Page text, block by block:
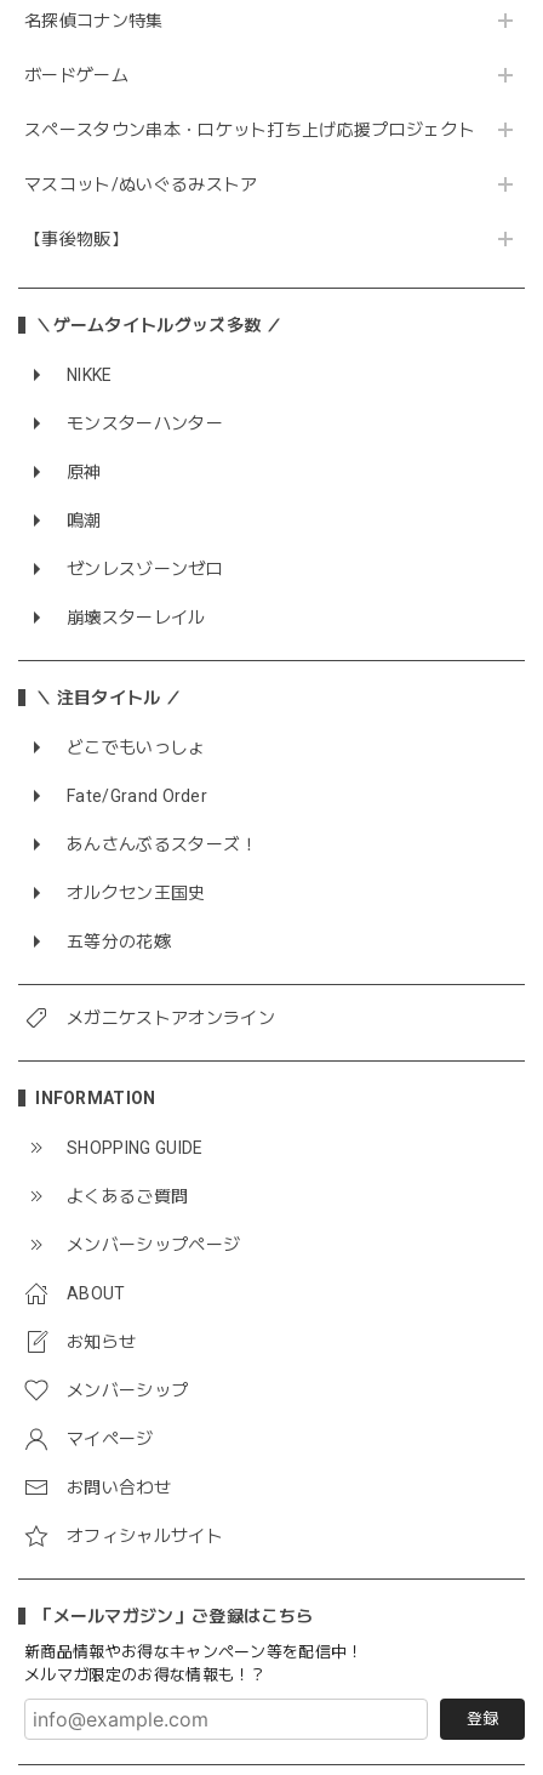
名探偵コナン特集
ボードゲーム
スペースタウン串本・ロケット打ち上げ応援プロジェクト
マスコット/ぬいぐるみストア
【事後物販】
＼ゲームタイトルグッズ多数 ／
NIKKE
モンスターハンター
原神
鳴潮
ゼンレスゾーンゼロ
崩壊スターレイル
＼ 注目タイトル ／
どこでもいっしょ
Fate/Grand Order
あんさんぶるスターズ！
オルクセン王国史
五等分の花嫁
メガニケストアオンライン
INFORMATION
SHOPPING GUIDE
よくあるご質問
メンバーシップページ
ABOUT
お知らせ
メンバーシップ
マイページ
お問い合わせ
オフィシャルサイト
「メールマガジン」ご登録はこちら
新商品情報やお得なキャンペーン等を配信中！
メルマガ限定のお得な情報も！？
登録